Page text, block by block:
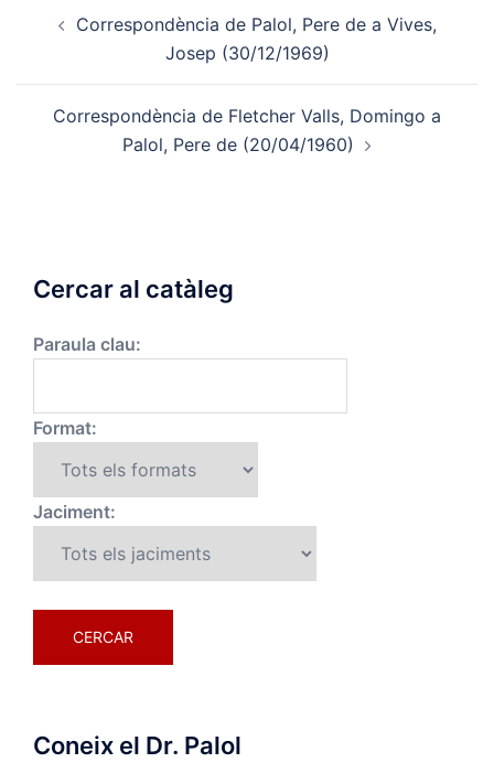
navigation
Correspondència de Palol, Pere de a Vives,
Josep (30/12/1969)
Correspondència de Fletcher Valls, Domingo a
Palol, Pere de (20/04/1960)
Cercar al catàleg
Paraula clau:
Format:
Jaciment:
Coneix el Dr. Palol